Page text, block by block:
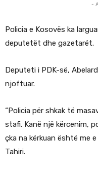
-
Policia e Kosovës ka
deputetët dhe gazetarët.
Deputeti i PDK-së,
njoftuar.
“Policia për shkak të
stafi. Kanë një kërcenim,
çka na kërkuan është me
Tahiri.